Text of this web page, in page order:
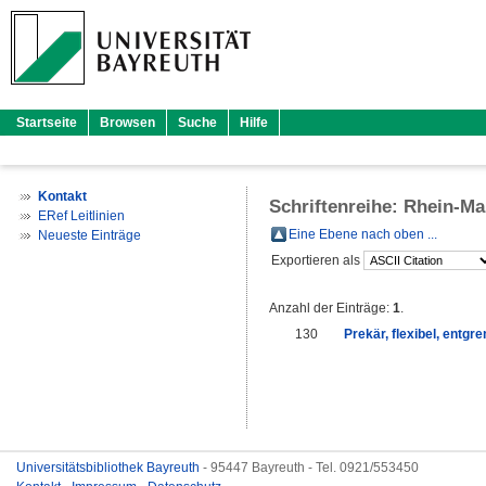
Startseite Browsen Suche Hilfe
Kontakt
ERef Leitlinien
Neueste Einträge
Schriftenreihe: Rhein-
Eine Ebene nach oben ...
Exportieren als
Anzahl der Einträge: 1.
130
Prekär, flexibel,
Universitätsbibliothek Bayreuth - 95447 Bayreuth - Tel. 0921/553450